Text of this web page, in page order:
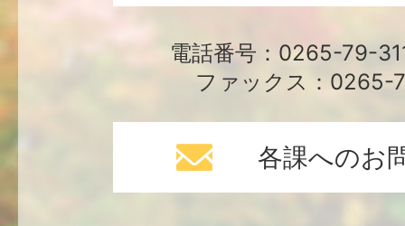
電話番号：0265-79-
ファックス：0265-
各課へのお